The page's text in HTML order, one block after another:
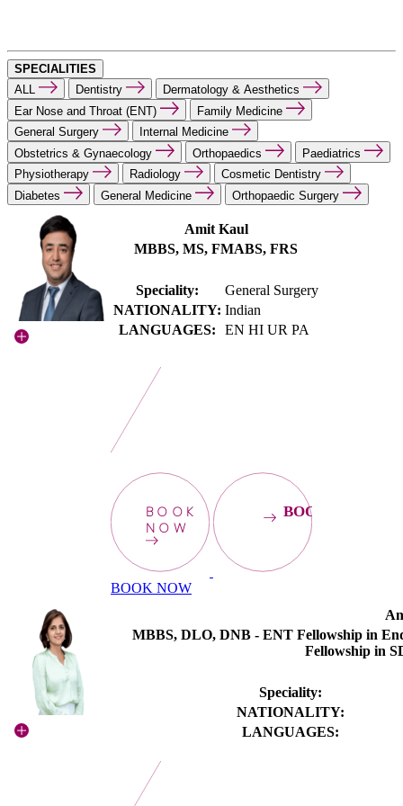
SPECIALITIES
ALL
Dentistry
Dermatology & Aesthetics
Ear Nose and Throat (ENT)
Family Medicine
General Surgery
Internal Medicine
Obstetrics & Gynaecology
Orthopaedics
Paediatrics
Physiotherapy
Radiology
Cosmetic Dentistry
Diabetes
General Medicine Orthopaedic Surgery
Amit Kaul
MBBS, MS, FMABS, FRS
Speciality:
General Surgery
NATIONALITY: Indian
LANGUAGES:
EN HI UR PA
BOOK
NOW
BOOKNOW
BOOK NOW
MBBS, DLO, DNB - ENT Fellowship in
Fellowship in
Speciality:
NATIONALITY:
LANGUAGES: